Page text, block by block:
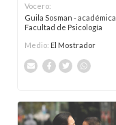
Vocero:
Guila Sosman - académica
Facultad de Psicología
Medio: El Mostrador